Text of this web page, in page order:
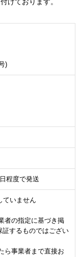
)
程度で発送
ていません
者の指定に基づき掲
するものではござい
ら事業者まで直接お